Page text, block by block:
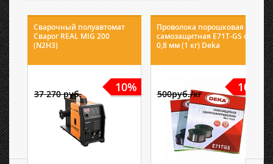
Сварочный полуавтомат
Сварог REAL MIG 200
(N2H3)
10%
37 270 руб.
Проволока порошковая
самозащитная E71T-GS ф
0,8 мм (1 кг) Deka
10%
500руб./кг